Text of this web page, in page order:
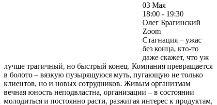
03 Мая
18:00 - 19:30
Олег Брагинский
Zoom
Стагнация – ужас
без конца, кто-то
даже скажет, что уж
лучше трагичный, но быстрый конец. Компания превращается
в болото – вязкую пузырящуюся муть, пугающую не только
клиентов, но и новых сотрудников. Живым организмам
вечная юность неподвластна, организации – в состоянии
молодиться и постоянно расти, разжигая интерес к продуктам,